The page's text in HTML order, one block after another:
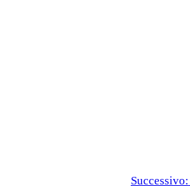
Successivo: